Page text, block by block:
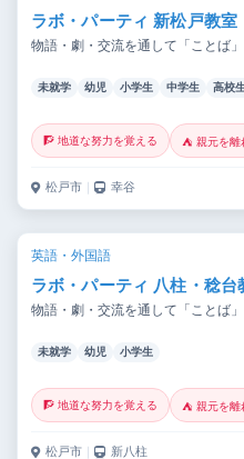
ラボ・パーティ 新松戸教室
物語・劇・交流を通して「ことば
未就学 幼児 小学生 中学生 高校
🧗 地道な努力を覚える ⛺ 親元を離
松戸市 ｜ 幸谷
英語・外国語
ラボ・パーティ 八柱・稔台
物語・劇・交流を通して「ことば
未就学 幼児 小学生
🧗 地道な努力を覚える ⛺ 親元を離
松戸市 ｜ 新八柱